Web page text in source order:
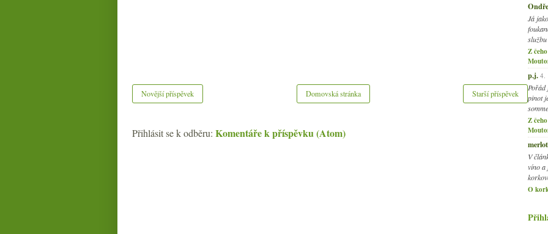
Novější příspěvek Starší příspěvek
Domovská stránka
Přihlásit se k odběru: Komentáře k příspěvku (Atom)
Já
Z
p.j. 4.
Pořád
pinot
Z
merlot
V
víno a
O